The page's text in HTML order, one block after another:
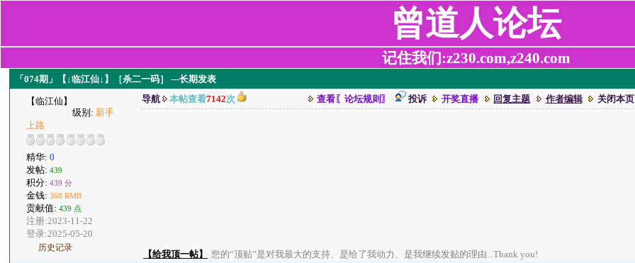
曾道人论坛
记住我们:z230.com,z240.com
「074期」【↓临江仙↓】［杀二一码］ ---长期发表
【临江仙】
级别: 新手
上路
精华:0
发帖:439
积分:439 分
金钱:368 RMB
贡献值:439 点
注册:2023-11-22
登录:2025-05-20
历史记录
导航 本帖查看7142次 查看〖论坛规则〗 投诉 开奖直播 回复主题 作者编辑 关闭本页
【给我顶一帖】 您的“顶贴”是对我最大的支持、是给了我动力、是我继续发贴的理由...Thank you!